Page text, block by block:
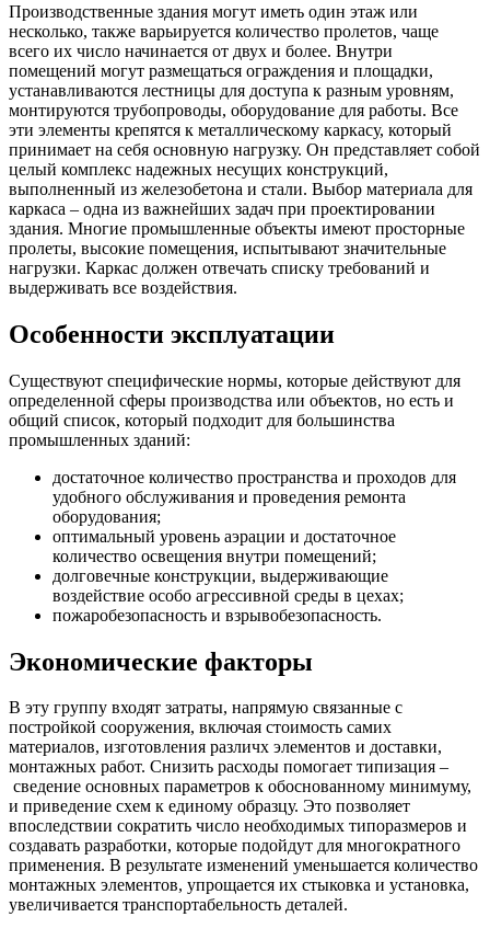
Производственные здания могут иметь один этаж или
несколько, также варьируется количество пролетов, чаще
всего их число начинается от двух и более. Внутри
помещений могут размещаться ограждения и площадки,
устанавливаются лестницы для доступа к разным уровням,
монтируются трубопроводы, оборудование для работы. Все
эти элементы крепятся к металлическому каркасу, который
принимает на себя основную нагрузку. Он представляет собой
целый комплекс надежных несущих конструкций,
выполненный из железобетона и стали. Выбор материала для
каркаса – одна из важнейших задач при проектировании
здания. Многие промышленные объекты имеют просторные
пролеты, высокие помещения, испытывают значительные
нагрузки. Каркас должен отвечать списку требований и
выдерживать все воздействия.
Особенности эксплуатации
Существуют специфические нормы, которые действуют для
определенной сферы производства или объектов, но есть и
общий список, который подходит для большинства
промышленных зданий:
достаточное количество пространства и проходов для
удобного обслуживания и проведения ремонта
оборудования;
оптимальный уровень аэрации и достаточное
количество освещения внутри помещений;
долговечные конструкции, выдерживающие
воздействие особо агрессивной среды в цехах;
пожаробезопасность и взрывобезопасность.
Экономические факторы
В эту группу входят затраты, напрямую связанные с
постройкой сооружения, включая стоимость самих
материалов, изготовления различх элементов и доставки,
монтажных работ. Снизить расходы помогает типизация –
сведение основных параметров к обоснованному минимуму,
и приведение схем к единому образцу. Это позволяет
впоследствии сократить число необходимых типоразмеров и
создавать разработки, которые подойдут для многократного
применения. В результате изменений уменьшается количество
монтажных элементов, упрощается их стыковка и установка,
увеличивается транспортабельность деталей.